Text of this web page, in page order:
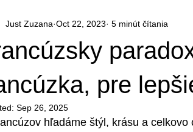
a UGC
pre
Just Zuzana Oct 22, 2023 5 minút čítania
Sep 26, 2025
hľadáme štýl, krásu a